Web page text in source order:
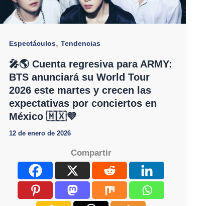
Espectáculos,Tendencias
🎤🌎 Cuenta regresiva para ARMY:
BTS anunciará su World Tour
2026 este martes y crecen las
expectativas por conciertos en
México 🇲🇽💜
12 de enero de 2026
Compartir